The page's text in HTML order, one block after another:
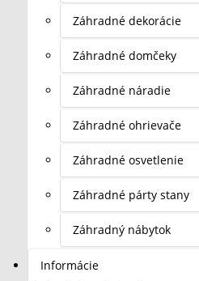
Záhradné dekorácie
Záhradné domčeky
Záhradné náradie
Záhradné ohrievače
Záhradné osvetlenie
Záhradné párty stany
Záhradný nábytok
Informácie